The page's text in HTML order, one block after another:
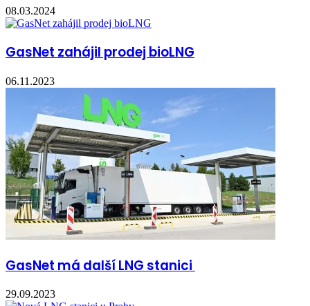
08.03.2024
GasNet zahájil prodej bioLNG
06.11.2023
GasNet má další LNG stanici
29.09.2023